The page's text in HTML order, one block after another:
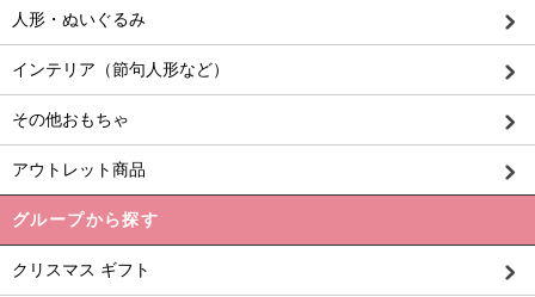
人形・ぬいぐるみ
インテリア（節句人形など）
その他おもちゃ
アウトレット商品
グループから探す
クリスマス ギフト